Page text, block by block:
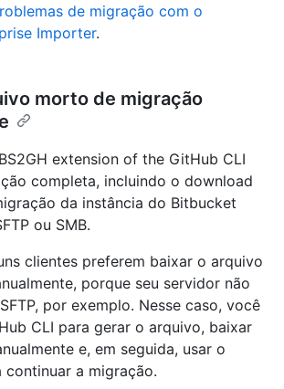
de migração com o
Importer.
morto de migração
extension of the GitHub CLI
completa, incluindo o download
da instância do Bitbucket
ou SMB.
clientes preferem baixar o arquivo
porque seu servidor não
por exemplo. Nesse caso, você
CLI para gerar o arquivo, baixar
e, em seguida, usar o
continuar a migração.